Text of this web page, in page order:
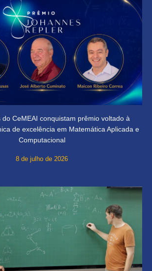
do CeMEAI conquistam prêmio voltado à
de excelência em Matemática Aplicada e
Computacional
8 de julho de 2026